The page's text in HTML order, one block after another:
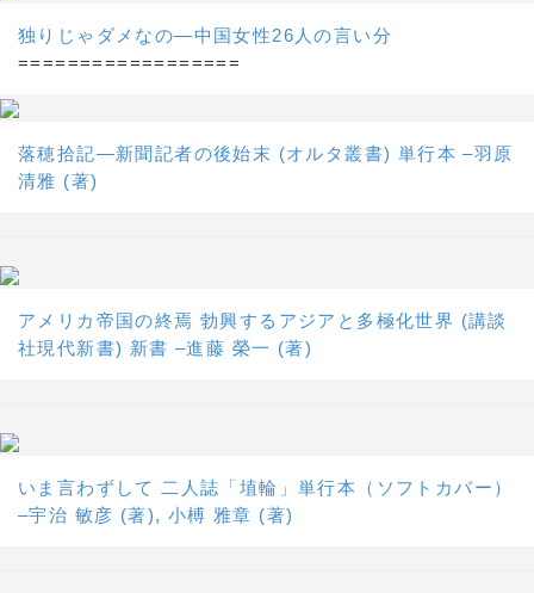
独りじゃダメなの―中国女性26人の言い分
==================
落穂拾記―新聞記者の後始末 (オルタ叢書) 単行本 –羽原
清雅 (著)
アメリカ帝国の終焉 勃興するアジアと多極化世界 (講談
社現代新書) 新書 –進藤 榮一 (著)
いま言わずして 二人誌「埴輪」単行本（ソフトカバー）
–宇治 敏彦 (著), 小榑 雅章 (著)